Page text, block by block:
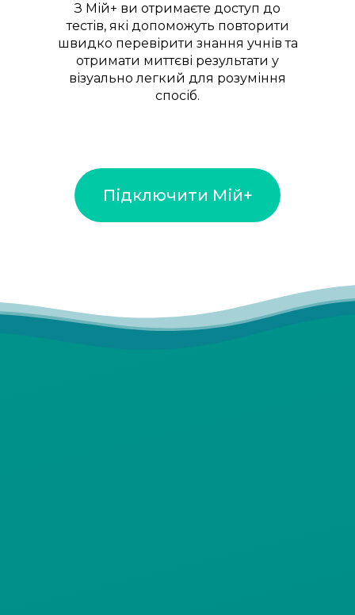
З Мій+ ви отримаєте доступ до
тестів, які допоможуть повторити
швидко перевірити знання учнів та
отримати миттєві результати у
візуально легкий для розуміння
спосіб.
Підключити Мій+